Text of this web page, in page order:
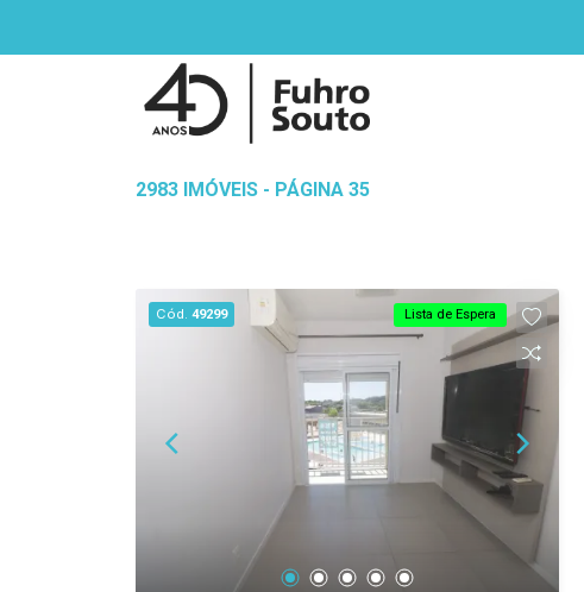
2983 IMÓVEIS - PÁGINA 35
Lista de Espera
Cód. 49299